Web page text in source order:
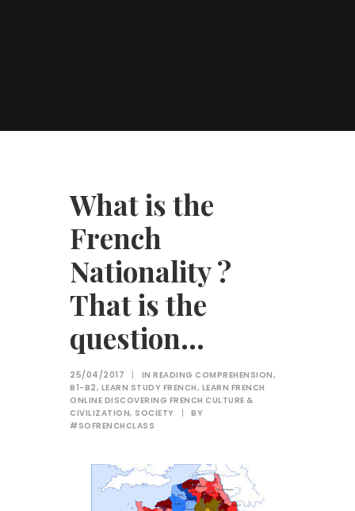
What is the
French
Nationality ?
That is the
question…
25/04/2017 | IN READING COMPREHENSION,
B1-B2, LEARN STUDY FRENCH, LEARN FRENCH
ONLINE DISCOVERING FRENCH CULTURE &
CIVILIZATION, SOCIETY |
BY
#SOFRENCHCLASS